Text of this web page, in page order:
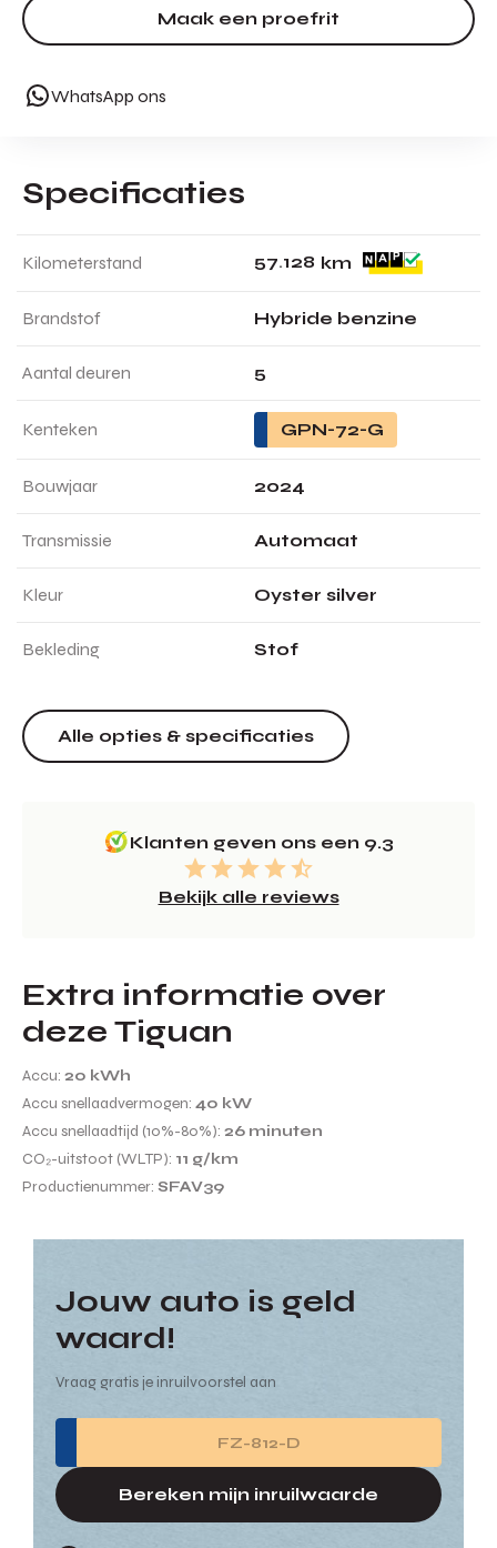
Maak een proefrit
WhatsApp ons
Specificaties
Kilometerstand 57.128 km
Brandstof Hybride benzine
Aantal deuren 5
Kenteken GPN-72-G
Bouwjaar 2024
Transmissie Automaat
Kleur Oyster silver
Bekleding Stof
Alle opties & specificaties
Klanten geven ons een 9.3
Bekijk alle reviews
Extra informatie over
deze Tiguan
Accu: 20 kWh
Accu snellaadvermogen: 40 kW
Accu snellaadtijd (10%-80%): 26 minuten
CO₂-uitstoot (WLTP): 11 g/km
Productienummer: SFAV39
Jouw auto is geld
waard!
Vraag gratis je inruilvoorstel aan
Bereken mijn inruilwaarde